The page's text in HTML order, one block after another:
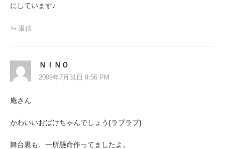
にしています♪
返信
ＮＩＮＯ
2009年7月31日 9:56 PM
庵さん
かわいいおばけちゃんでしょう{ラブラブ}
舞台裏も、一所懸命作ってましたよ。